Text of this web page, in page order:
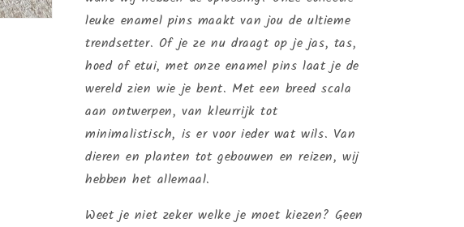
leuke enamel pins maakt van jou de ultieme
trendsetter. Of je ze nu draagt op je jas, tas,
hoed of etui, met onze enamel pins laat je de
wereld zien wie je bent. Met een breed scala
aan ontwerpen, van kleurrijk tot
minimalistisch, is er voor ieder wat wils. Van
dieren en planten tot gebouwen en reizen, wij
hebben het allemaal.
Weet je niet zeker welke je moet kiezen? Geen